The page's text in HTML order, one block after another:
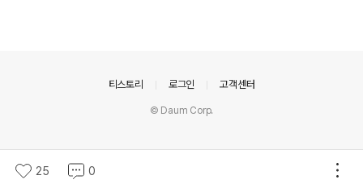
25 0
티스토리 로그인 고객센터
© Daum Corp.